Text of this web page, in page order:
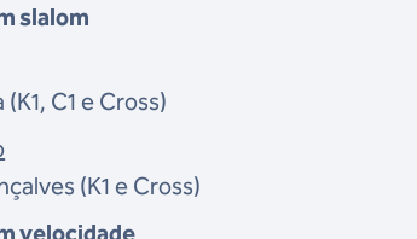
slalom
C1 e Cross)
(K1 e Cross)